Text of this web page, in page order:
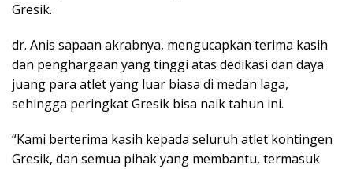
Gresik.
dr. Anis sapaan akrabnya, mengucapkan terima kasih
dan penghargaan yang tinggi atas dedikasi dan daya
juang para atlet yang luar biasa di medan laga,
sehingga peringkat Gresik bisa naik tahun ini.
“Kami berterima kasih kepada seluruh atlet kontingen
Gresik, dan semua pihak yang membantu, termasuk